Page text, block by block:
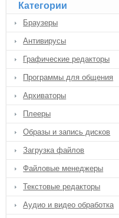
Категории
Браузеры
Антивирусы
Графические редакторы
Программы для общения
Архиваторы
Плееры
Образы и запись дисков
Загрузка файлов
Файловые менеджеры
Текстовые редакторы
Аудио и видео обработка